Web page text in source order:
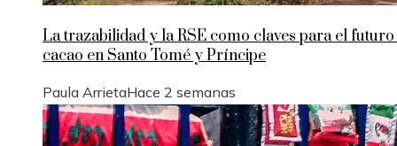
La trazabilidad y la RSE como claves para el
cacao en Santo Tomé y Príncipe
Paula ArrietaHace 2 semanas